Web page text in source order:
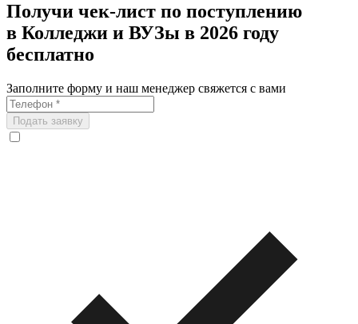
Получи чек-лист по поступлению
в Колледжи и ВУЗы в 2026 году
бесплатно
Заполните форму и наш менеджер свяжется с вами
Подать заявку